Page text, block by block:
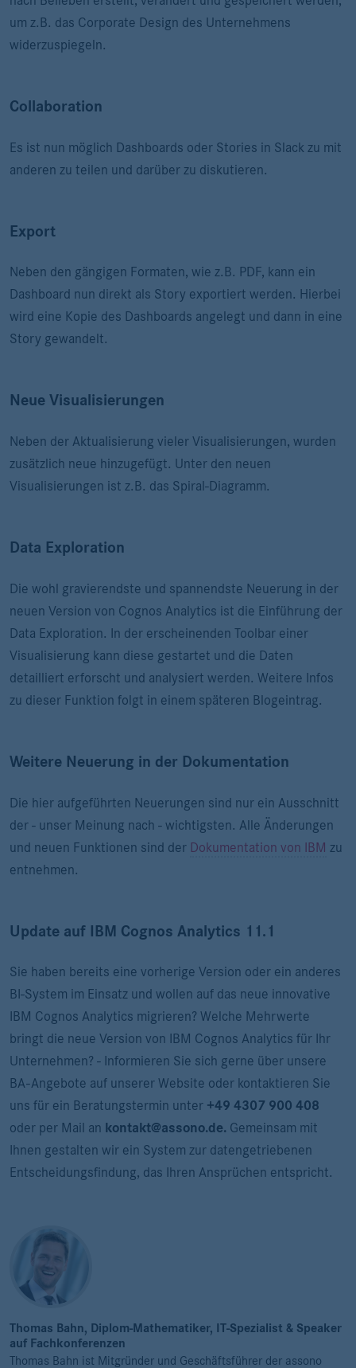
um z.B. das Corporate Design des Unternehmens
widerzuspiegeln.
Collaboration
Es ist nun möglich Dashboards oder Stories in Slack zu mit
anderen zu teilen und darüber zu diskutieren.
Export
Neben den gängigen Formaten, wie z.B. PDF, kann ein
Dashboard nun direkt als Story exportiert werden. Hierbei
wird eine Kopie des Dashboards angelegt und dann in eine
Story gewandelt.
Neue Visualisierungen
Neben der Aktualisierung vieler Visualisierungen, wurden
zusätzlich neue hinzugefügt. Unter den neuen
Visualisierungen ist z.B. das Spiral-Diagramm.
Data Exploration
Die wohl gravierendste und spannendste Neuerung in der
neuen Version von Cognos Analytics ist die Einführung der
Data Exploration. In der erscheinenden Toolbar einer
Visualisierung kann diese gestartet und die Daten
detailliert erforscht und analysiert werden. Weitere Infos
zu dieser Funktion folgt in einem späteren Blogeintrag.
Weitere Neuerung in der Dokumentation
Die hier aufgeführten Neuerungen sind nur ein Ausschnitt
der - unser Meinung nach - wichtigsten. Alle Änderungen
und neuen Funktionen sind der Dokumentation von IBM zu
entnehmen.
Update auf IBM Cognos Analytics 11.1
Sie haben bereits eine vorherige Version oder ein anderes
BI-System im Einsatz und wollen auf das neue innovative
IBM Cognos Analytics migrieren? Welche Mehrwerte
bringt die neue Version von IBM Cognos Analytics für Ihr
Unternehmen? - Informieren Sie sich gerne über unsere
BA-Angebote auf unserer Website oder kontaktieren Sie
uns für ein Beratungstermin unter +49 4307 900 408
oder per Mail an kontakt@assono.de. Gemeinsam mit
Ihnen gestalten wir ein System zur datengetriebenen
Entscheidungsfindung, das Ihren Ansprüchen entspricht.
Thomas Bahn, Diplom-Mathematiker, IT-Spezialist & Speaker
auf Fachkonferenzen
Thomas Bahn ist Mitgründer und Geschäftsführer der assono